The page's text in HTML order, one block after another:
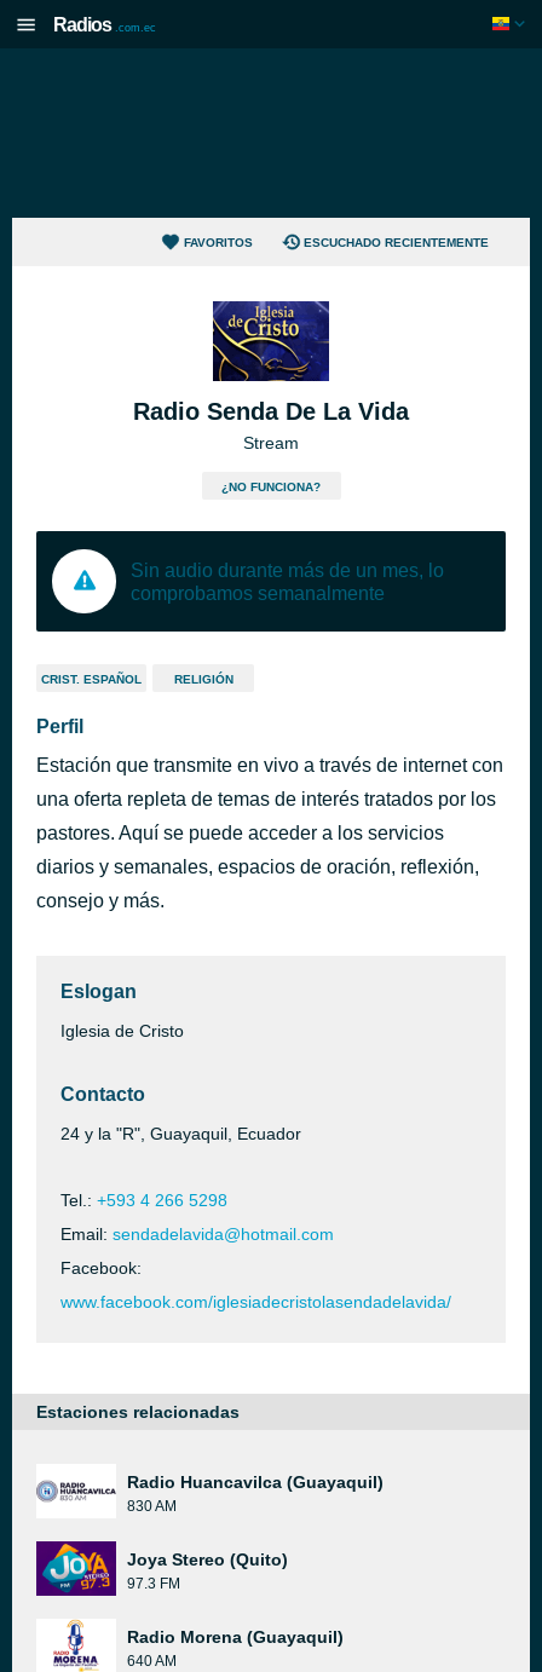
Radios .com.ec
FAVORITOS ESCUCHADO RECIENTEMENTE
Radio Senda De La Vida
Stream
¿NO FUNCIONA?
Sin audio durante más de un mes, lo
comprobamos semanalmente
CRIST. ESPAÑOL RELIGIÓN
Perfil
Estación que transmite en vivo a través de internet con
una oferta repleta de temas de interés tratados por los
pastores. Aquí se puede acceder a los servicios
diarios y semanales, espacios de oración, reflexión,
consejo y más.
Eslogan
Iglesia de Cristo
Contacto
24 y la "R", Guayaquil, Ecuador
Tel.: +593 4 266 5298
Email: sendadelavida@hotmail.com
Facebook:
www.facebook.com/iglesiadecristolasendadelavida/
Estaciones relacionadas
Radio Huancavilca (Guayaquil)
830 AM
Joya Stereo (Quito)
97.3 FM
Radio Morena (Guayaquil)
640 AM